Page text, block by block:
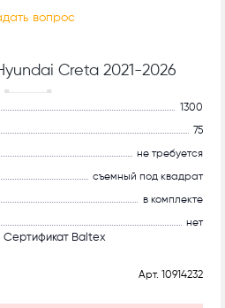
вопрос
Creta 2021-2026
1300
75
не требуется
съемный под квадрат
в комплекте
нет
Сертификат Baltex
Арт. 10914232